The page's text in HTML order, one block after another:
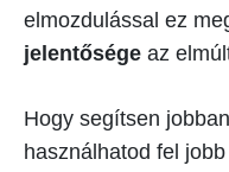
elmozdulással ez
jelentősége az
Hogy segítsen
használhatod fel